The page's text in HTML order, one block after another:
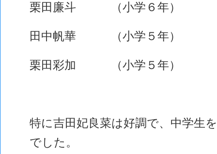
栗田廉斗 （小学６年）
田中帆華 （小学５年）
栗田彩加 （小学５年）
特に吉田妃良菜は好調で、中学生
でした。